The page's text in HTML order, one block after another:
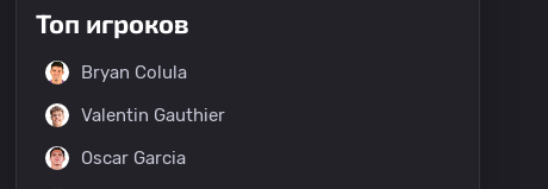
Топ игроков
Bryan Colula
Valentin Gauthier
Oscar Garcia